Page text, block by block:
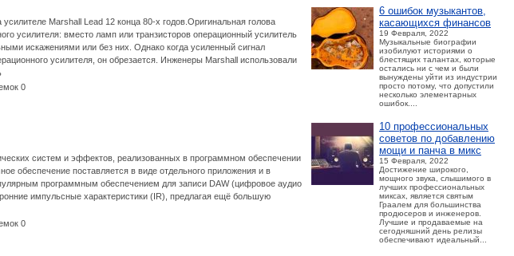
6 ошибок музыкантов,
касающихся финансов
19 Февраля, 2022
Музыкальные биографии
изобилуют историями о
блестящих талантах, которые
остались ни с чем и были
вынуждены уйти из индустрии
просто потому, что допустили
несколько элементарных
ошибок....
10 профессиональных
советов по добавлению
мощи и панча в микс
15 Февраля, 2022
Достижение широкого,
мощного звука, слышимого в
лучших профессиональных
миксах, является святым
Граалем для большинства
продюсеров и инженеров.
Лучшие и продаваемые на
сегодняшний день релизы
обеспечивают идеальный...
Marshall Lead 12 конца 80-х годов.Оригинальная голова
усилителя: вместо ламп или транзисторов операционный усилитель
искажениями или без них. Однако когда усиленный сигнал
усилителя, он обрезается. Инженеры Marshall использовали
0
систем и эффектов, реализованных в программном обеспечении
обеспечение поставляется в виде отдельного приложения и в
программным обеспечением для записи DAW (цифровое аудио
импульсные характеристики (IR), предлагая ещё большую
0